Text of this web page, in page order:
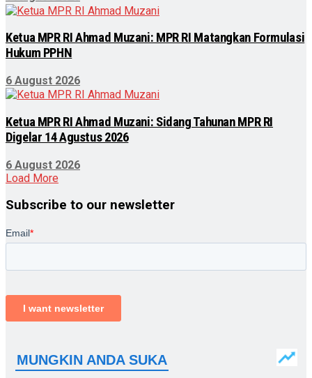
Ketua MPR RI Ahmad Muzani: MPR RI Matangkan Formulasi
Hukum PPHN
6 August 2026
Ketua MPR RI Ahmad Muzani: Sidang Tahunan MPR RI
Digelar 14 Agustus 2026
6 August 2026
Load More
Subscribe to our newsletter